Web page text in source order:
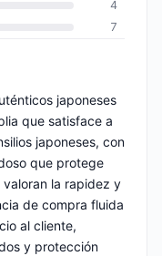
4
7
japoneses
que satisface a
japoneses, con
que protege
valoran la rapidez y
de compra fluida
al cliente,
y protección